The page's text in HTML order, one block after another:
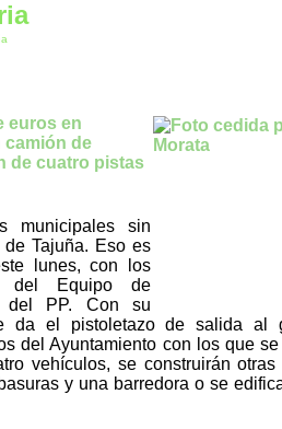
euros en
camión de
de cuatro pistas
municipales sin
de Tajuña. Eso es
lunes, con los
del Equipo de
del PP. Con su
da el pistoletazo de salida al
del Ayuntamiento con los que
vehículos, se construirán
y una barredora o se